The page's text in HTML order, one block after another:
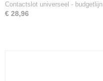
Contactslot universeel - budgetlijn
€ 28,96